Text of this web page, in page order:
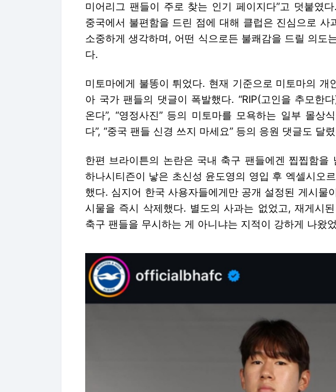
미어리그 팬들이 주로 찾는 인기 페이지다”고 덧붙였
중국에서 불편함을 드린 점에 대해 클럽은 진심으로 사
소중하게 생각하며, 어떤 식으로든 불쾌감을 드릴 의도
다.
미토마에게 불똥이 튀었다. 현재 기준으로 미토마의 개
아 국가 팬들의 댓글이 폭발했다. “RIP(고인을 추모한다
온다”, “영정사진” 등의 미토마를 모욕하는 일부 몰상
다”, “중국 팬들 신경 쓰지 마세요” 등의 응원 댓글도 달
한편 브라이튼의 논란은 국내 축구 팬들에겐 찝찝함을
하나시티즌이 낳은 초신성 윤도영의 영입 후 엑셀시오
했다. 심지어 한국 사용자들에게만 공개 설정된 게시물
시물을 즉시 삭제했다. 별도의 사과는 없었고, 재게시
축구 팬들을 무시하는 게 아니냐는 지적이 강하게 나왔